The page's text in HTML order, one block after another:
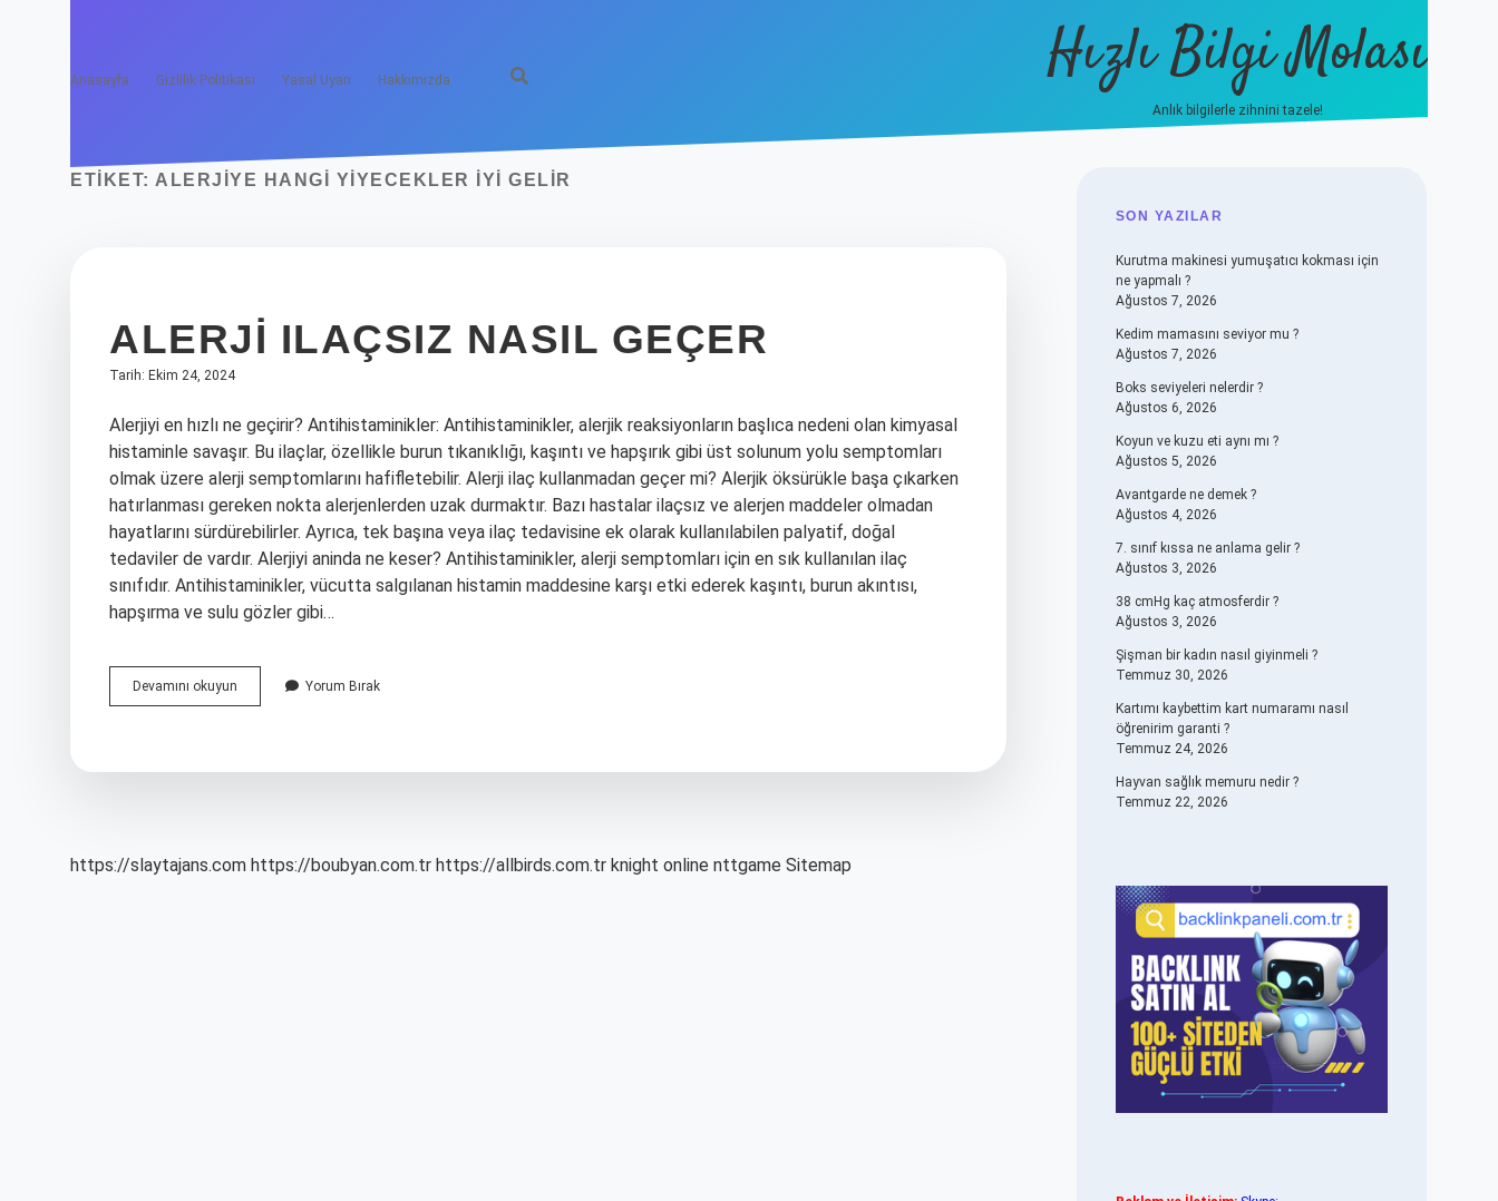
Anasayfa Gizlilik Politikası Yasal Uyarı Hakkımızda Hızlı Bilgi Molası
Anlık bilgilerle zihnini tazele!
ETIKET: ALERJIYE HANGI YIYECEKLER IYI GELIR
ALERJI ILAÇSIZ NASIL GEÇER
Tarih: Ekim 24, 2024
Alerjiyi en hızlı ne geçirir? Antihistaminikler: Antihistaminikler, alerjik reaksiyonların başlıca nedeni olan kimyasal
histaminle savaşır. Bu ilaçlar, özellikle burun tıkanıklığı, kaşıntı ve hapşırık gibi üst solunum yolu semptomları
olmak üzere alerji semptomlarını hafifletebilir. Alerji ilaç kullanmadan geçer mi? Alerjik öksürükle başa çıkarken
hatırlanması gereken nokta alerjenlerden uzak durmaktır. Bazı hastalar ilaçsız ve alerjen maddeler olmadan
hayatlarını sürdürebilirler. Ayrıca, tek başına veya ilaç tedavisine ek olarak kullanılabilen palyatif, doğal
tedaviler de vardır. Alerjiyi aninda ne keser? Antihistaminikler, alerji semptomları için en sık kullanılan ilaç
sınıfıdır. Antihistaminikler, vücutta salgılanan histamin maddesine karşı etki ederek kaşıntı, burun akıntısı,
hapşırma ve sulu gözler gibi…
Devamını okuyun
Ilaçsız
Yorum Bırak
https://slaytajans.com https://boubyan.com.tr https://allbirds.com.tr knight online nttgame Sitemap
SIDEBAR
SON YAZILAR
Kurutma makinesi yumuşatıcı kokması için
ne yapmalı ?
Ağustos 7, 2026
Kedim mamasını seviyor mu ?
Ağustos 7, 2026
Boks seviyeleri nelerdir ?
Ağustos 6, 2026
Koyun ve kuzu eti aynı mı ?
Ağustos 5, 2026
Avantgarde ne demek ?
Ağustos 4, 2026
7. sınıf kıssa ne anlama gelir ?
Ağustos 3, 2026
38 cmHg kaç atmosferdir ?
Ağustos 3, 2026
Şişman bir kadın nasıl giyinmeli ?
Temmuz 30, 2026
Kartımı kaybettim kart numaramı nasıl
öğrenirim garanti ?
Temmuz 24, 2026
Hayvan sağlık memuru nedir ?
Temmuz 22, 2026